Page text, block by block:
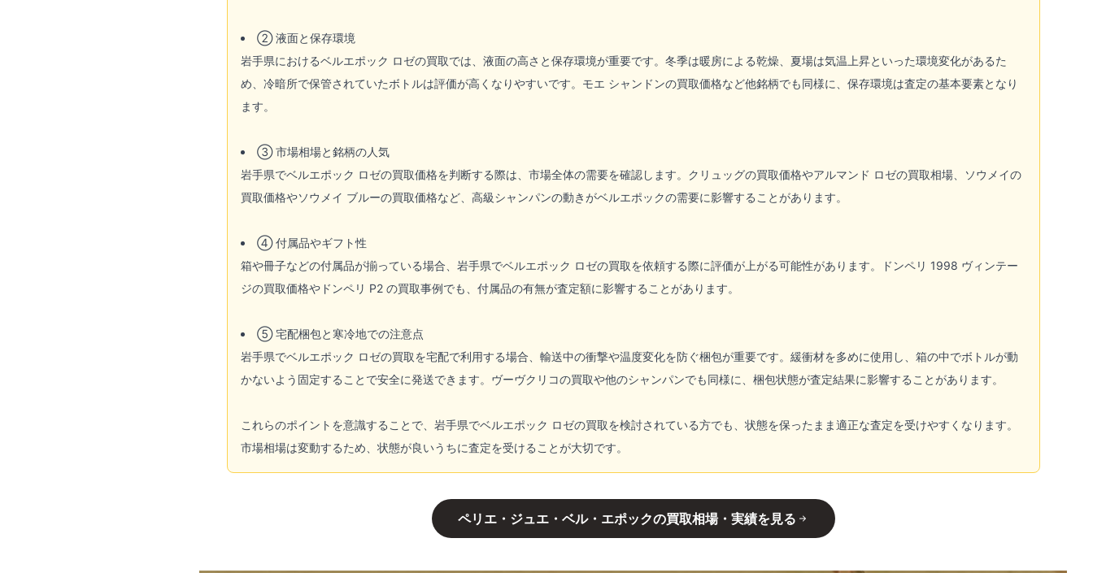
② 液面と保存環境
岩手県におけるベルエポック ロゼの買取では、液面の高さと保存環境が重要です。冬季は暖房による乾燥、夏場は気温上昇といった環境変化があるた
め、冷暗所で保管されていたボトルは評価が高くなりやすいです。モエ シャンドンの買取価格など他銘柄でも同様に、保存環境は査定の基本要素となり
ます。
③ 市場相場と銘柄の人気
岩手県でベルエポック ロゼの買取価格を判断する際は、市場全体の需要を確認します。クリュッグの買取価格やアルマンド ロゼの買取相場、ソウメイの
買取価格やソウメイ ブルーの買取価格など、高級シャンパンの動きがベルエポックの需要に影響することがあります。
④ 付属品やギフト性
箱や冊子などの付属品が揃っている場合、岩手県でベルエポック ロゼの買取を依頼する際に評価が上がる可能性があります。ドンペリ 1998 ヴィンテー
ジの買取価格やドンペリ P2 の買取事例でも、付属品の有無が査定額に影響することがあります。
⑤ 宅配梱包と寒冷地での注意点
岩手県でベルエポック ロゼの買取を宅配で利用する場合、輸送中の衝撃や温度変化を防ぐ梱包が重要です。緩衝材を多めに使用し、箱の中でボトルが動
かないよう固定することで安全に発送できます。ヴーヴクリコの買取や他のシャンパンでも同様に、梱包状態が査定結果に影響することがあります。
これらのポイントを意識することで、岩手県でベルエポック ロゼの買取を検討されている方でも、状態を保ったまま適正な査定を受けやすくなります。
市場相場は変動するため、状態が良いうちに査定を受けることが大切です。
ペリエ・ジュエ・ベル・エポックの買取相場・実績を見る